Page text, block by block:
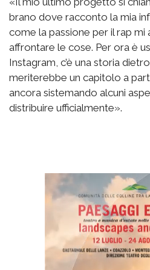
brano dove racconto la mia
come la passione per il rap mi
affrontare le cose. Per ora è
Instagram, c’è una storia
meriterebbe un capitolo a
ancora sistemando alcuni
distribuire ufficialmente».